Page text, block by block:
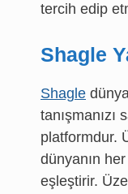
tercih edip
Shagle
Shagle
platformdur.
dünyanın
eşleştirir.